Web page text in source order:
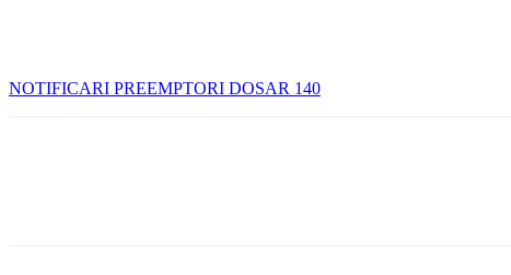
NOTIFICARI PREEMPTORI DOSAR 140